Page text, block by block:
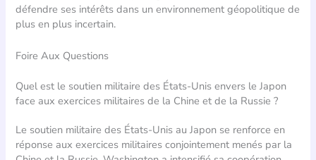
défendre ses intérêts dans un environnement géopolitique de
plus en plus incertain.
Foire Aux Questions
Quel est le soutien militaire des États-Unis envers le Japon
face aux exercices militaires de la Chine et de la Russie ?
Le soutien militaire des États-Unis au Japon se renforce en
réponse aux exercices militaires conjointement menés par la